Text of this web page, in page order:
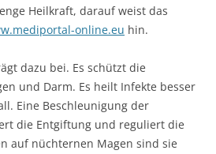
Heilkraft, darauf weist das
online.eu hin.
dazu bei. Es schützt die
und Darm. Es heilt Infekte besser
Eine Beschleunigung der
die Entgiftung und reguliert die
auf nüchternen Magen sind sie